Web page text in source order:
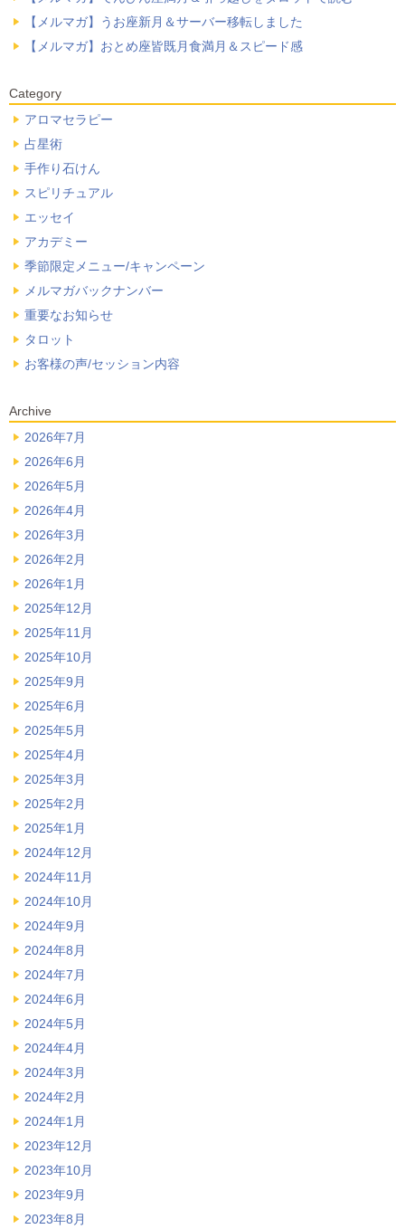
【メルマガ】うお座新月＆サーバー移転しました
【メルマガ】おとめ座皆既月食満月＆スピード感
Category
アロマセラピー
占星術
手作り石けん
スピリチュアル
エッセイ
アカデミー
季節限定メニュー/キャンペーン
メルマガバックナンバー
重要なお知らせ
タロット
お客様の声/セッション内容
Archive
2026年7月
2026年6月
2026年5月
2026年4月
2026年3月
2026年2月
2026年1月
2025年12月
2025年11月
2025年10月
2025年9月
2025年6月
2025年5月
2025年4月
2025年3月
2025年2月
2025年1月
2024年12月
2024年11月
2024年10月
2024年9月
2024年8月
2024年7月
2024年6月
2024年5月
2024年4月
2024年3月
2024年2月
2024年1月
2023年12月
2023年10月
2023年9月
2023年8月